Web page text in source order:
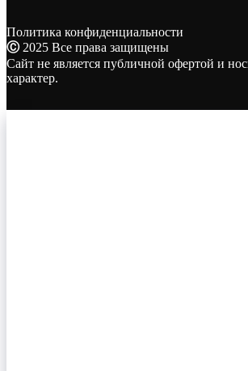
Политика конфиденциальности
Ⓒ 2025 Все права защищены
Сайт не является публичной офертой и
характер.